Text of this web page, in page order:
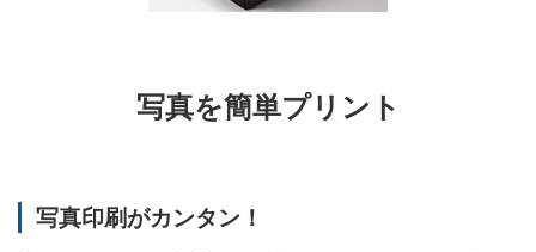
写真を簡単プリント
写真印刷がカンタン！